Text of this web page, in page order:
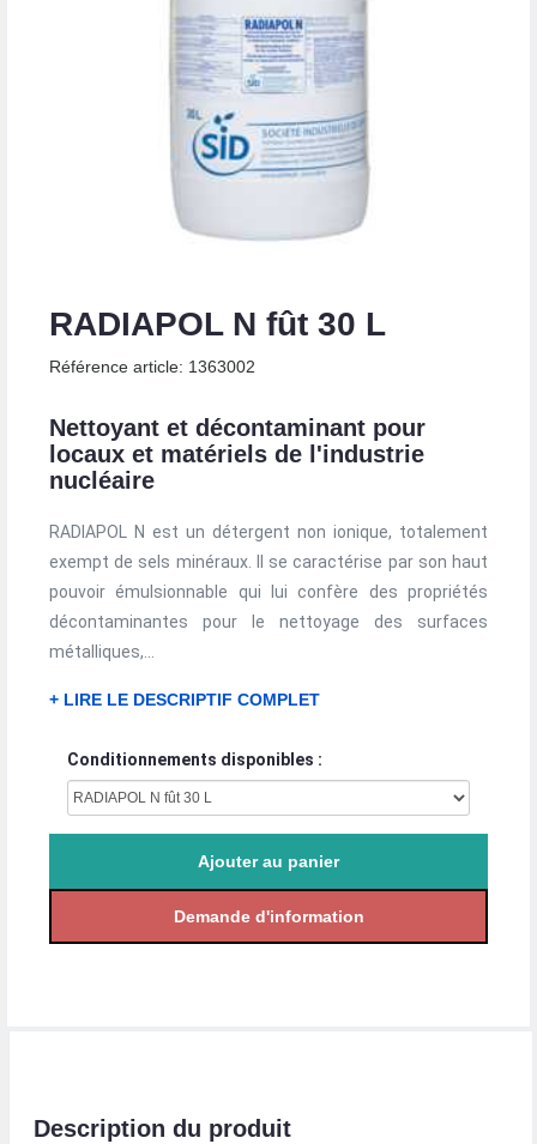
RADIAPOL N fût 30 L
Référence article: 1363002
Nettoyant et décontaminant pour
locaux et matériels de l'industrie
nucléaire
RADIAPOL N est un détergent non ionique, totalement
exempt de sels minéraux. Il se caractérise par son haut
pouvoir émulsionnable qui lui confère des propriétés
décontaminantes pour le nettoyage des surfaces
métalliques,...
+ LIRE LE DESCRIPTIF COMPLET
Conditionnements disponibles :
Description du produit